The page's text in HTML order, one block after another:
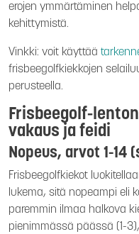
erojen ymmärtäminen
kehittymistä.
Vinkki: voit käyttää
frisbeegolfkiekkojen
perusteella.
Frisbeegolf-
vakaus ja feidi
Nopeus, arvot 1-14
Frisbeegolfkiekot
lukema, sitä nopeampi eli
paremmin ilmaa halkova
pienimmässä päässä (1-3),